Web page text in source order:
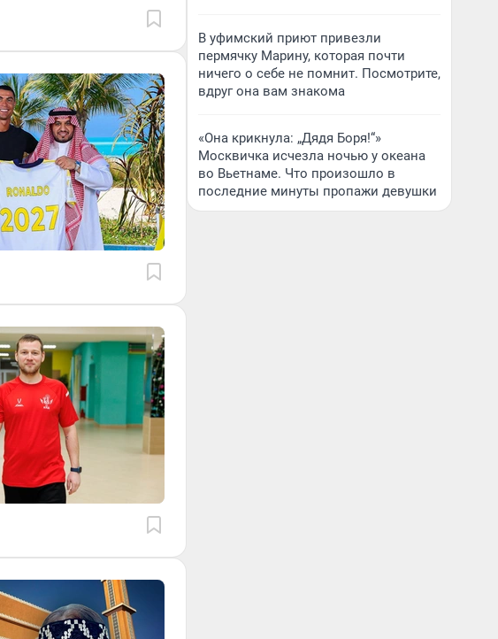
В уфимский приют привезли
пермячку Марину, которая почти
ничего о себе не помнит. Посмотрите,
вдруг она вам знакома
«Она крикнула: „Дядя Боря!“»
Москвичка исчезла ночью у океана
во Вьетнаме. Что произошло в
последние минуты пропажи девушки